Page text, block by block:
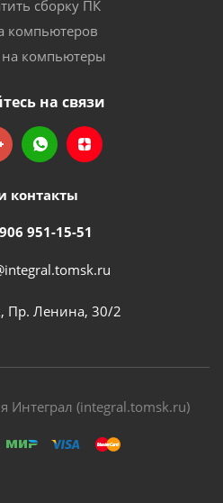
сборку ПК
компьютеров
на компьютеры
на связи
контакты
951-15-51
Пр. Ленина, 30/2
Интеграл (integral.tomsk.ru)